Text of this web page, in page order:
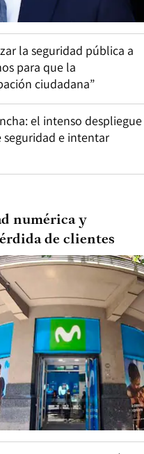
la seguridad pública a
para que la
ciudadana”
el intenso despliegue
seguridad e intentar
numérica y
de clientes